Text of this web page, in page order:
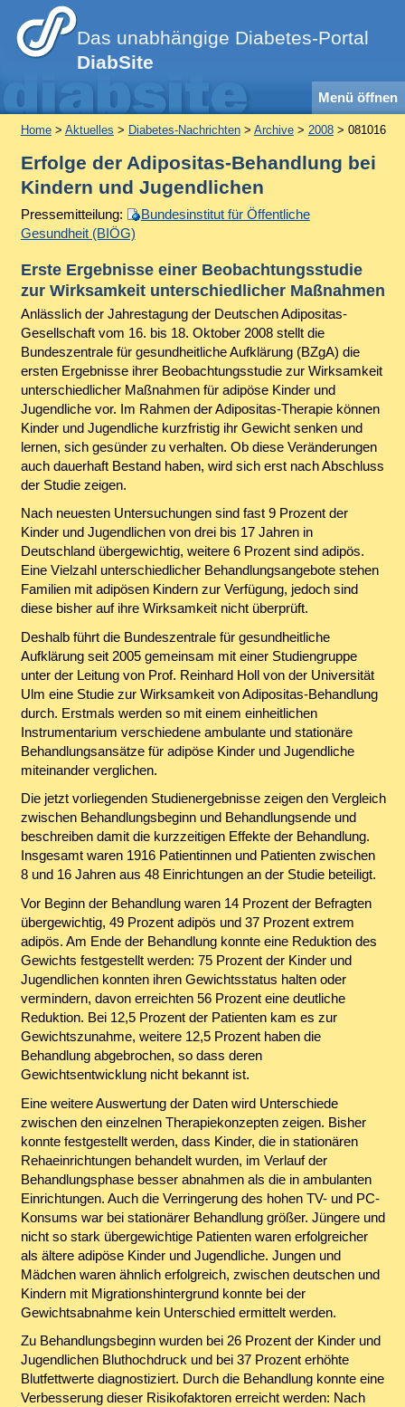
Das unabhängige Diabetes-Portal
DiabSite
Menü öffnen
Home> Aktuelles > Diabetes-Nachrichten> Archive> 2008> 081016
Erfolge der Adipositas-Behandlung bei
Kindern und Jugendlichen
Pressemitteilung:
Bundesinstitut für Öffentliche
Gesundheit (BIÖG)
Erste Ergebnisse einer Beobachtungsstudie
zur Wirksamkeit unterschiedlicher Maßnahmen
Anlässlich der Jahrestagung der Deutschen Adipositas-
Gesellschaft vom 16. bis 18. Oktober 2008 stellt die
Bundeszentrale für gesundheitliche Aufklärung (BZgA) die
ersten Ergebnisse ihrer Beobachtungsstudie zur Wirksamkeit
unterschiedlicher Maßnahmen für adipöse Kinder und
Jugendliche vor. Im Rahmen der Adipositas-Therapie können
Kinder und Jugendliche kurzfristig ihr Gewicht senken und
lernen, sich gesünder zu verhalten. Ob diese Veränderungen
auch dauerhaft Bestand haben, wird sich erst nach Abschluss
der Studie zeigen.
Nach neuesten Untersuchungen sind fast 9 Prozent der
Kinder und Jugendlichen von drei bis 17 Jahren in
Deutschland übergewichtig, weitere 6 Prozent sind adipös.
Eine Vielzahl unterschiedlicher Behandlungsangebote stehen
Familien mit adipösen Kindern zur Verfügung, jedoch sind
diese bisher auf ihre Wirksamkeit nicht überprüft.
Deshalb führt die Bundeszentrale für gesundheitliche
Aufklärung seit 2005 gemeinsam mit einer Studiengruppe
unter der Leitung von Prof. Reinhard Holl von der Universität
Ulm eine Studie zur Wirksamkeit von Adipositas-Behandlung
durch. Erstmals werden so mit einem einheitlichen
Instrumentarium verschiedene ambulante und stationäre
Behandlungsansätze für adipöse Kinder und Jugendliche
miteinander verglichen.
Die jetzt vorliegenden Studienergebnisse zeigen den Vergleich
zwischen Behandlungsbeginn und Behandlungsende und
beschreiben damit die kurzzeitigen Effekte der Behandlung.
Insgesamt waren 1916 Patientinnen und Patienten zwischen
8 und 16 Jahren aus 48 Einrichtungen an der Studie beteiligt.
Vor Beginn der Behandlung waren 14 Prozent der Befragten
übergewichtig, 49 Prozent adipös und 37 Prozent extrem
adipös. Am Ende der Behandlung konnte eine Reduktion des
Gewichts festgestellt werden: 75 Prozent der Kinder und
Jugendlichen konnten ihren Gewichtsstatus halten oder
vermindern, davon erreichten 56 Prozent eine deutliche
Reduktion. Bei 12,5 Prozent der Patienten kam es zur
Gewichtszunahme, weitere 12,5 Prozent haben die
Behandlung abgebrochen, so dass deren
Gewichtsentwicklung nicht bekannt ist.
Eine weitere Auswertung der Daten wird Unterschiede
zwischen den einzelnen Therapiekonzepten zeigen. Bisher
konnte festgestellt werden, dass Kinder, die in stationären
Rehaeinrichtungen behandelt wurden, im Verlauf der
Behandlungsphase besser abnahmen als die in ambulanten
Einrichtungen. Auch die Verringerung des hohen TV- und PC-
Konsums war bei stationärer Behandlung größer. Jüngere und
nicht so stark übergewichtige Patienten waren erfolgreicher
als ältere adipöse Kinder und Jugendliche. Jungen und
Mädchen waren ähnlich erfolgreich, zwischen deutschen und
Kindern mit Migrationshintergrund konnte bei der
Gewichtsabnahme kein Unterschied ermittelt werden.
Zu Behandlungsbeginn wurden bei 26 Prozent der Kinder und
Jugendlichen Bluthochdruck und bei 37 Prozent erhöhte
Blutfettwerte diagnostiziert. Durch die Behandlung konnte eine
Verbesserung dieser Risikofaktoren erreicht werden: Nach